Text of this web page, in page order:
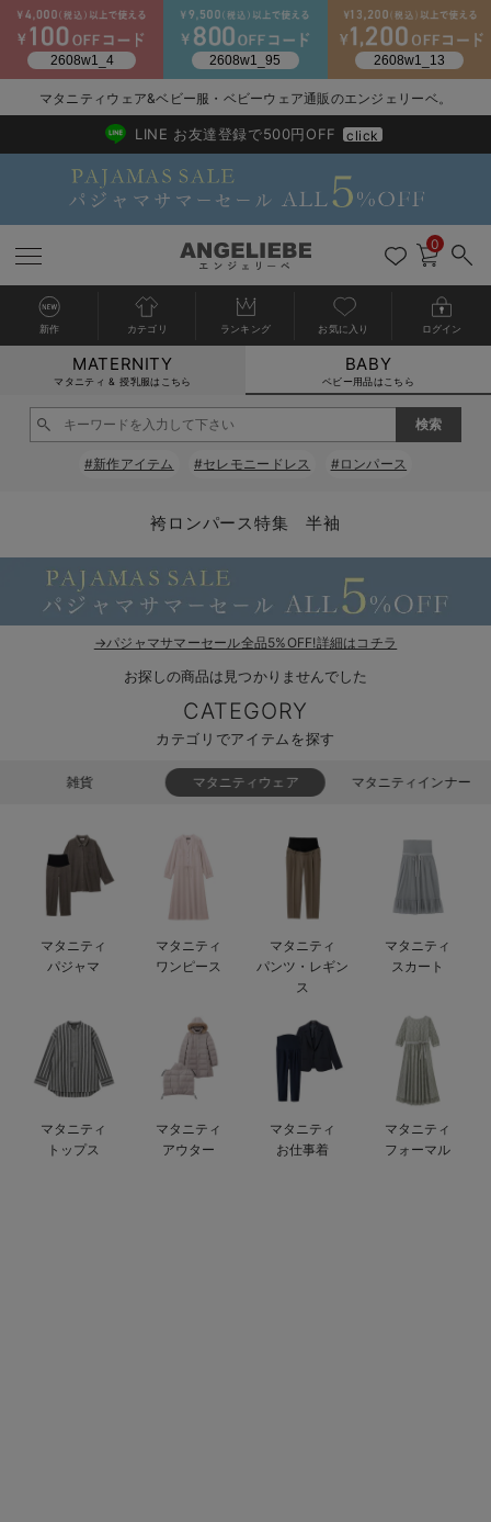
新生児服全て
ベビー服全て
ロンパース・カバーオール
ベビー ブルマ
ベビー スカート
ベビー セットアップ
ベビー帽子（新生児・乳児）
新生児スリーパー・ベビーパジャマ
ベビーシューズ・ファーストシューズ・ベビー靴下
ベビー 小物
シーズンアイテム全て
ベビー・新生児 寝具全て
ベビーベッド・布団 （ベビー・新生児）
ベビー 雑貨全て
ベビーチェア（ハイローチェア）・ベビーラック
ベビー 雑貨 小物
ベビー安全グッズ
授乳・調乳・お食事
赤ちゃん 洗剤・洗濯用品・お掃除
赤ちゃん お風呂・ベビースキンケア
おむつ関連グッズ
お出かけグッズ全て
ベビー｜季節の特集全て
猛暑からベビーを守るひんやりグッズ
ベビーの動物なりきり特集
ベビー 夏のお役立ちグッズ特集
【素材別】ベビーロンパース特集
アウトレット全て
【アウトレット】ワンピース
【アウトレット】パジャマ
【アウトレット】インナー
【アウトレット】ベビー
特集全て
抗菌防臭加工
コットン素材
ブラトップ
快適機能ウェア特集 トップス
快適機能ウェア特集 ボトムス
快適機能ウェア特集 パジャマ
安心の日本製。先輩ママが買ってよかった！本当に必要な出産準備品
ハレの日に着るANGELIEBEのセレモニー
買って正解！高評価レビューアイテム
再入荷全て
再入荷｜インナー
戻る
送料無料アイテム全て
ワンピース
スカート
パジャマ
インナー
ベビー
戻る
ブラキャミ おまとめ
MAX55%OFF ブラックフ
戻る
【37周年祭セール】
【37周年祭セール】
戻る
気温差別オススメア
【15℃】3月下旬～
戻る
動きやすく着回しで
戻る
強撚スムース(コスパ
戻る
マタニティウェア
【おまとめ割】パジ
戻る
こだわりの履き心地
カジュアル
オフィス
戻る
ジャケット派
きれいめ美脚パンツ派
ツィード派
王道シンプル派
戻る
出産準備応援割全て
マタニティパジャマ
戻る
【オフィスカジュア
戻る
レギンスタイプ
戻る
【フォーマル】ワン
戻る
【ベビー】長袖
戻る
ハンカチ
短肌着
セット
戻る
快適ウェア10%OFF
快適ウェア10%OFF
戻る
春のマタニティワン
セットアップ・ レイ
ジャンパースカート/
ワーク・オフィス
カジュアル
あったかアイテム｜
戻る
Gift Selection 出産
〜3,000円（税込）
10,001円（税込）〜
女の子におススメの
男の子におススメの
もらって嬉しいギフト
何枚あっても嬉しい
長く使えるアイテム
お部屋映えアイテム
戻る
冬の冷え対策インナ
薄くてあったか
保温&リカバリー
レギンス・タイツ
カップ付きインナー
裏起毛素材
戻る
入院準備の持ち物チ
入院してすぐ使うグ
戻る
冬のあったか特集全て
【冬のあったか特集
【冬のあったか特集
マタニティウェア&ベビー服・ベビーウェア通販のエンジェリーベ。
2026/NewArrival
送料495円(一部地域を除く) 7,700円以上で送料無料
LINE お友達登録で500円OFF click
0
新作 カテゴリ ランキング お気に入り ログイン
MATERNITY
マタニティ & 授乳服はこちら
BABY
ベビー用品はこちら
#新作アイテム #セレモニードレス #ロンパース
袴ロンパース特集 半袖
→パジャマサマーセール全品5%OFF!詳細はコチラ
お探しの商品は見つかりませんでした
CATEGORY
カテゴリでアイテムを探す
雑貨 マタニティウェア マタニティインナー
マタニティ
パジャマ
マタニティ
ワンピース
マタニティ
パンツ・レギン
ス
マタニティ
スカート
マタニティ
トップス
マタニティ
アウター
マタニティ
お仕事着
マタニティ
フォーマル
カートに入れる
閉じる